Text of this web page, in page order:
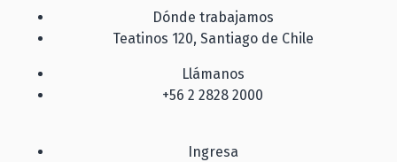
Dónde trabajamos
Teatinos 120, Santiago de Chile
Llámanos
+56 2 2828 2000
Ingresa